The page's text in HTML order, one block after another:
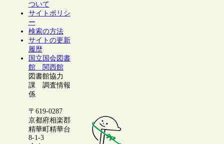
ついて
サイトポリシ
ー
検索の方法
サイトの更新
履歴
国立国会図書
館 関西館
図書館協力
課 調査情報
係
〒619-0287
京都府相楽郡
精華町精華台
8-1-3